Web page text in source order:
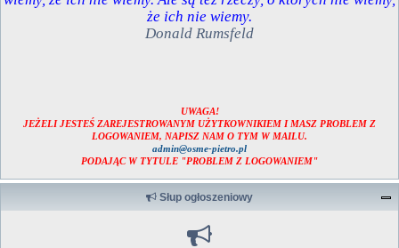
że ich nie wiemy.
Donald Rumsfeld
UWAGA!
JEŻELI JESTEŚ ZAREJESTROWANYM UŻYTKOWNIKIEM I MASZ PROBLEM Z
LOGOWANIEM, NAPISZ NAM O TYM W MAILU.
admin@osme-pietro.pl
PODAJĄC W TYTULE "PROBLEM Z LOGOWANIEM"
Słup ogłoszeniowy